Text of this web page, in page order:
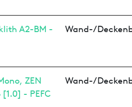
A2-BM -
Wand-/
ZEN
[1.0] - PEFC
Wand-/